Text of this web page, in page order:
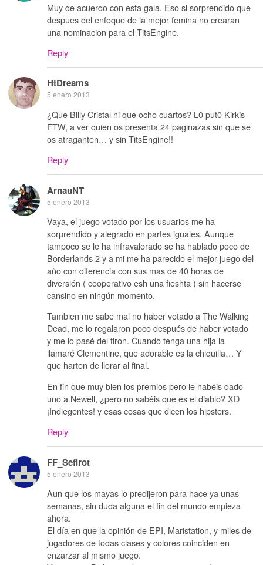
Muy de acuerdo con esta gala. Eso si sorprendido que
despues del enfoque de la mejor femina no crearan
una nominacion para el TitsEngine.
Reply
HtDreams
5 enero 2013
¿Que Billy Cristal ni que ocho cuartos? L0 put0 Kirkis
FTW, a ver quien os presenta 24 paginazas sin que se
os atraganten… y sin TitsEngine!!
Reply
ArnauNT
5 enero 2013
Vaya, el juego votado por los usuarios me ha
sorprendido y alegrado en partes iguales. Aunque
tampoco se le ha infravalorado se ha hablado poco de
Borderlands 2 y a mi me ha parecido el mejor juego del
año con diferencia con sus mas de 40 horas de
diversión ( cooperativo esh una fieshta ) sin hacerse
cansino en ningún momento.
Tambien me sabe mal no haber votado a The Walking
Dead, me lo regalaron poco después de haber votado
y me lo pasé del tirón. Cuando tenga una hija la
llamaré Clementine, que adorable es la chiquilla… Y
que harton de llorar al final.
En fin que muy bien los premios pero le habéis dado
uno a Newell, ¿pero no sabéis que es el diablo? XD
¡Indiegentes! y esas cosas que dicen los hipsters.
Reply
FF_Sefirot
5 enero 2013
Aun que los mayas lo predijeron para hace ya unas
semanas, sin duda alguna el fin del mundo empieza
ahora.
El día en que la opinión de EPI, Maristation, y miles de
jugadores de todas clases y colores coinciden en
enzarzar al mismo juego.